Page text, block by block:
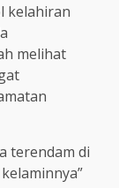
kelahiran
melihat
terendam di